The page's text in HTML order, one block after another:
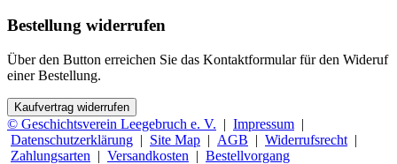
Bestellung widerrufen
Über den Button erreichen Sie das Kontaktformular für den Wideruf
einer Bestellung.
Kaufvertrag widerrufen
© Geschichtsverein Leegebruch e. V. | Impressum |
Datenschutzerklärung | Site Map | AGB | Widerrufsrecht |
Zahlungsarten | Versandkosten | Bestellvorgang